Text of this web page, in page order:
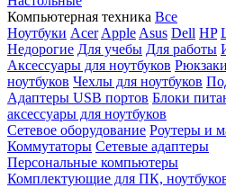
Компьютерная техника Все
Ноутбуки Acer Apple Asus Dell HP
Недорогие Для учебы Для работы
Аксессуары для ноутбуков
ноутбуков Чехлы для ноутбуков
Адаптеры USB портов Блоки
аксессуары для ноутбуков
Сетевое оборудование Роутеры и
Коммутаторы Сетевые адаптеры
Персональные компьютеры
Комплектующие для ПК,